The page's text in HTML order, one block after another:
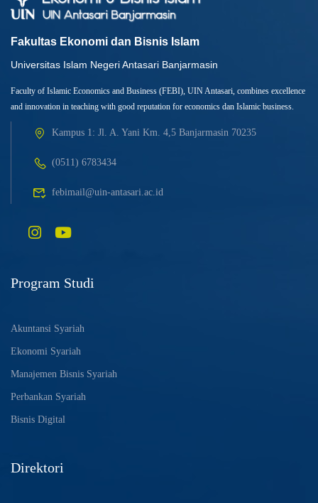
Fakultas Ekonomi dan Bisnis Islam
Universitas Islam Negeri Antasari Banjarmasin
Faculty of Islamic Economics and Business (FEBI), UIN Antasari, combines excellence
and innovation in teaching with good reputation for economics dan Islamic business.
Kampus 1: Jl. A. Yani Km. 4,5 Banjarmasin 70235
(0511) 6783434
febimail@uin-antasari.ac.id
Program Studi
Akuntansi Syariah
Ekonomi Syariah
Manajemen Bisnis Syariah
Perbankan Syariah
Bisnis Digital
Direktori